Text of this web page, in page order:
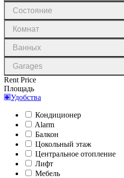
Состояние
Состояние
Комнат
Комнат
Ванных
Ванных
Garages
Garages
Rent Price
Площадь
Удобства
Кондиционер
Alarm
Балкон
Цокольный этаж
Центральное отопление
Лифт
Мебель